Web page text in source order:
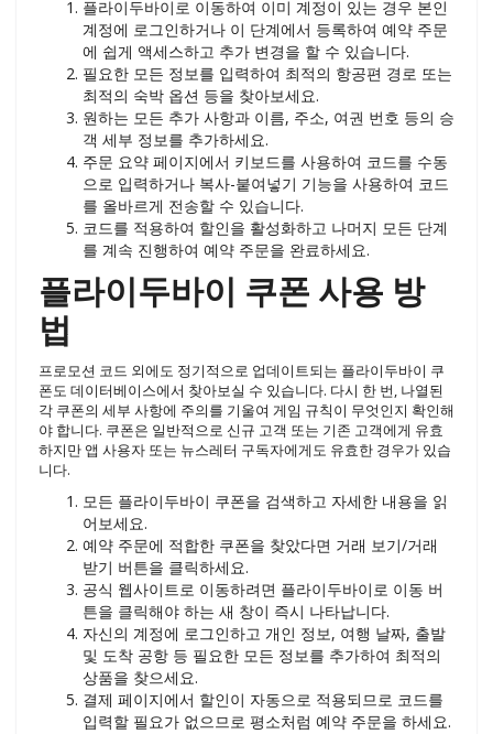
플라이두바이로 이동하여 이미 계정이 있는 경우 본인
계정에 로그인하거나 이 단계에서 등록하여 예약 주문
에 쉽게 액세스하고 추가 변경을 할 수 있습니다.
필요한 모든 정보를 입력하여 최적의 항공편 경로 또는
최적의 숙박 옵션 등을 찾아보세요.
원하는 모든 추가 사항과 이름, 주소, 여권 번호 등의 승
객 세부 정보를 추가하세요.
주문 요약 페이지에서 키보드를 사용하여 코드를 수동
으로 입력하거나 복사-붙여넣기 기능을 사용하여 코드
를 올바르게 전송할 수 있습니다.
코드를 적용하여 할인을 활성화하고 나머지 모든 단계
를 계속 진행하여 예약 주문을 완료하세요.
플라이두바이 쿠폰 사용 방
법
프로모션 코드 외에도 정기적으로 업데이트되는 플라이두바이 쿠
폰도 데이터베이스에서 찾아보실 수 있습니다. 다시 한 번, 나열된
각 쿠폰의 세부 사항에 주의를 기울여 게임 규칙이 무엇인지 확인해
야 합니다. 쿠폰은 일반적으로 신규 고객 또는 기존 고객에게 유효
하지만 앱 사용자 또는 뉴스레터 구독자에게도 유효한 경우가 있습
니다.
모든 플라이두바이 쿠폰을 검색하고 자세한 내용을 읽
어보세요.
예약 주문에 적합한 쿠폰을 찾았다면 거래 보기/거래
받기 버튼을 클릭하세요.
공식 웹사이트로 이동하려면 플라이두바이로 이동 버
튼을 클릭해야 하는 새 창이 즉시 나타납니다.
자신의 계정에 로그인하고 개인 정보, 여행 날짜, 출발
및 도착 공항 등 필요한 모든 정보를 추가하여 최적의
상품을 찾으세요.
결제 페이지에서 할인이 자동으로 적용되므로 코드를
입력할 필요가 없으므로 평소처럼 예약 주문을 하세요.